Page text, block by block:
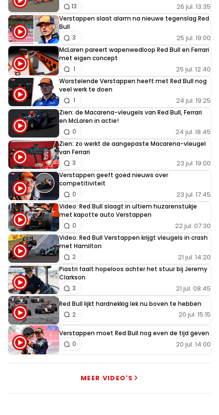
26 jul. 13:35
13
Verstappen slaat alarm na nieuwe tegenslag Red
Bull
25 jul. 19:00
3
McLaren pareert wapenwedloop Red Bull en Ferrari
met eigen concept
25 jul. 12:40
1
Worstelende Verstappen heeft met Red Bull nog
veel werk te doen
24 jul. 19:25
1
Zien: de Macarena-vleugels van Red Bull, Ferrari
en McLaren in actie!
24 jul. 18:45
0
Zien: zo werkt de aangepaste Macarena-vleugel
van Ferrari
23 jul. 19:00
3
Verstappen geeft goed nieuws over
competitiviteit
23 jul. 17:45
0
Video: Red Bull slaagt in ultiem huzarenstukje
met kapotte auto Verstappen
22 jul. 07:30
0
Video: Red Bull Verstappen krijgt vleugels in crash
met Hamilton
21 jul. 14:20
2
Piastri faalt hopeloos achter het stuur bij Jeremy
Clarkson
21 jul. 08:45
3
Red Bull lijkt hardnekkig lek nu boven te hebben
20 jul. 15:15
2
Verstappen moet Red Bull nog even de tijd geven
20 jul. 14:00
0
MEER VIDEO'S